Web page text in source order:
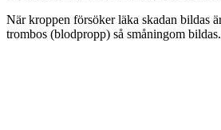
När kroppen försöker läka skadan bildas
trombos (blodpropp) så småningom bildas.